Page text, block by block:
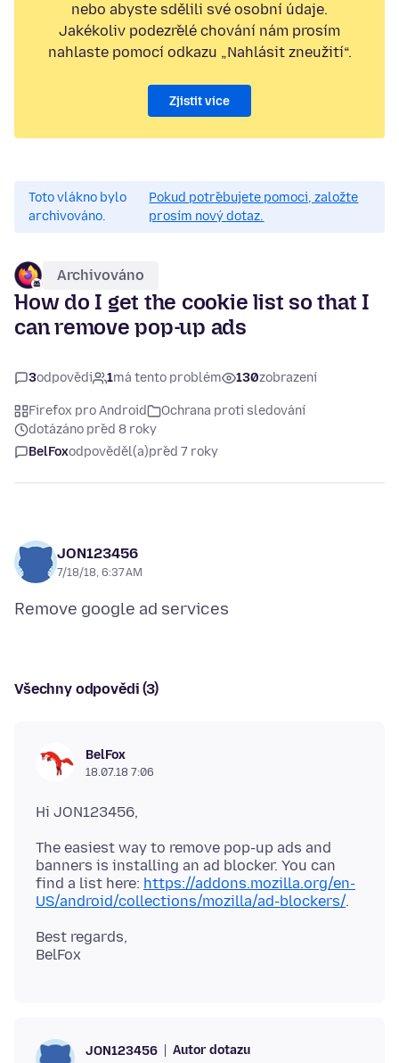
nebo abyste sdělili své osobní údaje.
Jakékoliv podezřelé chování nám prosím
nahlaste pomocí odkazu „Nahlásit zneužití“.
Zjistit více
Toto vlákno bylo
archivováno.
Pokud potřebujete pomoci, založte
prosím nový dotaz.
Archivováno
How do I get the cookie list so that I
can remove pop-up ads
3odpovědi 1má tento problém 130zobrazení
Firefox pro Android
Ochrana proti sledování
dotázáno před 8 roky
BelFoxodpověděl(a)před 7 roky
JON123456
7/18/18, 6:37 AM
Všechny odpovědi (3)
BelFox
18.07.18 7:06
The easiest way to remove pop-up ads and
banners is installing an ad blocker. You can
find a list here: https://addons.mozilla.org/en-
US/android/collections/mozilla/ad-blockers/
Best regards,
JON123456 Autor dotazu